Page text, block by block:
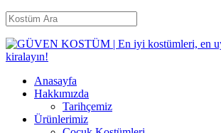
Anasayfa
Hakkımızda
Tarihçemiz
Ürünlerimiz